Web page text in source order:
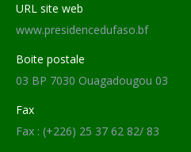
URL site web
www.presidencedufaso.bf
Boite postale
03 BP 7030 Ouagadougou 03
Fax
Fax : (+226) 25 37 62 82/ 83